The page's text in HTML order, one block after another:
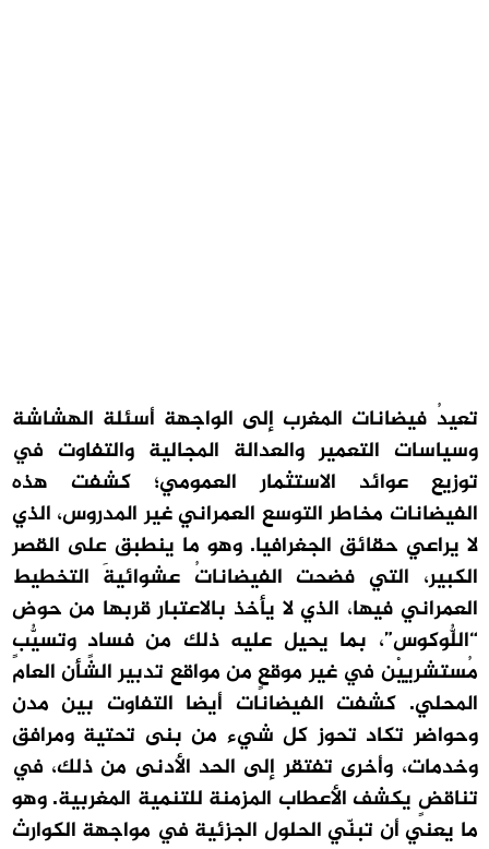
تعيدُ فيضانات المغرب إلى الواجهة أسئلة الهشاشة
وسياسات التعمير والعدالة المجالية والتفاوت في
توزيع عوائد الاستثمار العمومي؛ كشفت هذه
الفيضانات مخاطر التوسع العمراني غير المدروس، الذي
لا يراعي حقائق الجغرافيا. وهو ما ينطبق على القصر
الكبير، التي فضحت الفيضاناتُ عشوائيةَ التخطيط
العمراني فيها، الذي لا يأخذ بالاعتبار قربها من حوض
“اللُّوكوس”، بما يحيل عليه ذلك من فسادٍ وتسيُّبٍ
مُستشرييْن في غير موقعٍ من مواقع تدبير الشأن العام
المحلي. كشفت الفيضانات أيضا التفاوت بين مدن
وحواضر تكاد تحوز كل شيء من بنى تحتية ومرافق
وخدمات، وأخرى تفتقر إلى الحد الأدنى من ذلك، في
تناقضٍ يكشف الأعطاب المزمنة للتنمية المغربية. وهو
ما يعني أن تبنّي الحلول الجزئية في مواجهة الكوارث